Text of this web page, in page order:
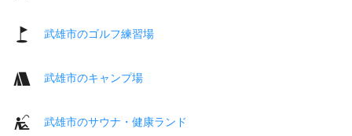
武雄市のゴルフ練習場
武雄市のキャンプ場
武雄市のサウナ・健康ランド